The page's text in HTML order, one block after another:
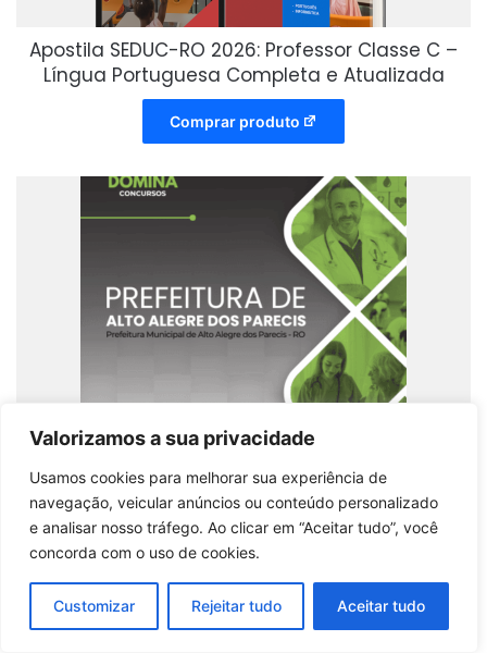
Valorizamos a sua privacidade
Usamos cookies para melhorar sua experiência de
navegação, veicular anúncios ou conteúdo personalizado
e analisar nosso tráfego. Ao clicar em “Aceitar tudo”, você
concorda com o uso de cookies.
Customizar Rejeitar tudo Aceitar tudo
Apostila SEDUC-RO 2026: Professor Classe C –
Língua Portuguesa Completa e Atualizada
Comprar produto
Apostila para Enfermeiros – Alto Alegre dos
Parecis RO 2026: Formação e Atualização
Comprar produto